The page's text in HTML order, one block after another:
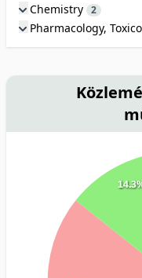
Chemistry 2
Pharmacology,